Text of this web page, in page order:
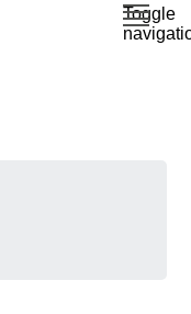
Toggle